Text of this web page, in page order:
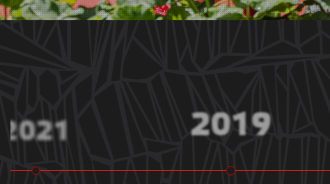
2021 2019